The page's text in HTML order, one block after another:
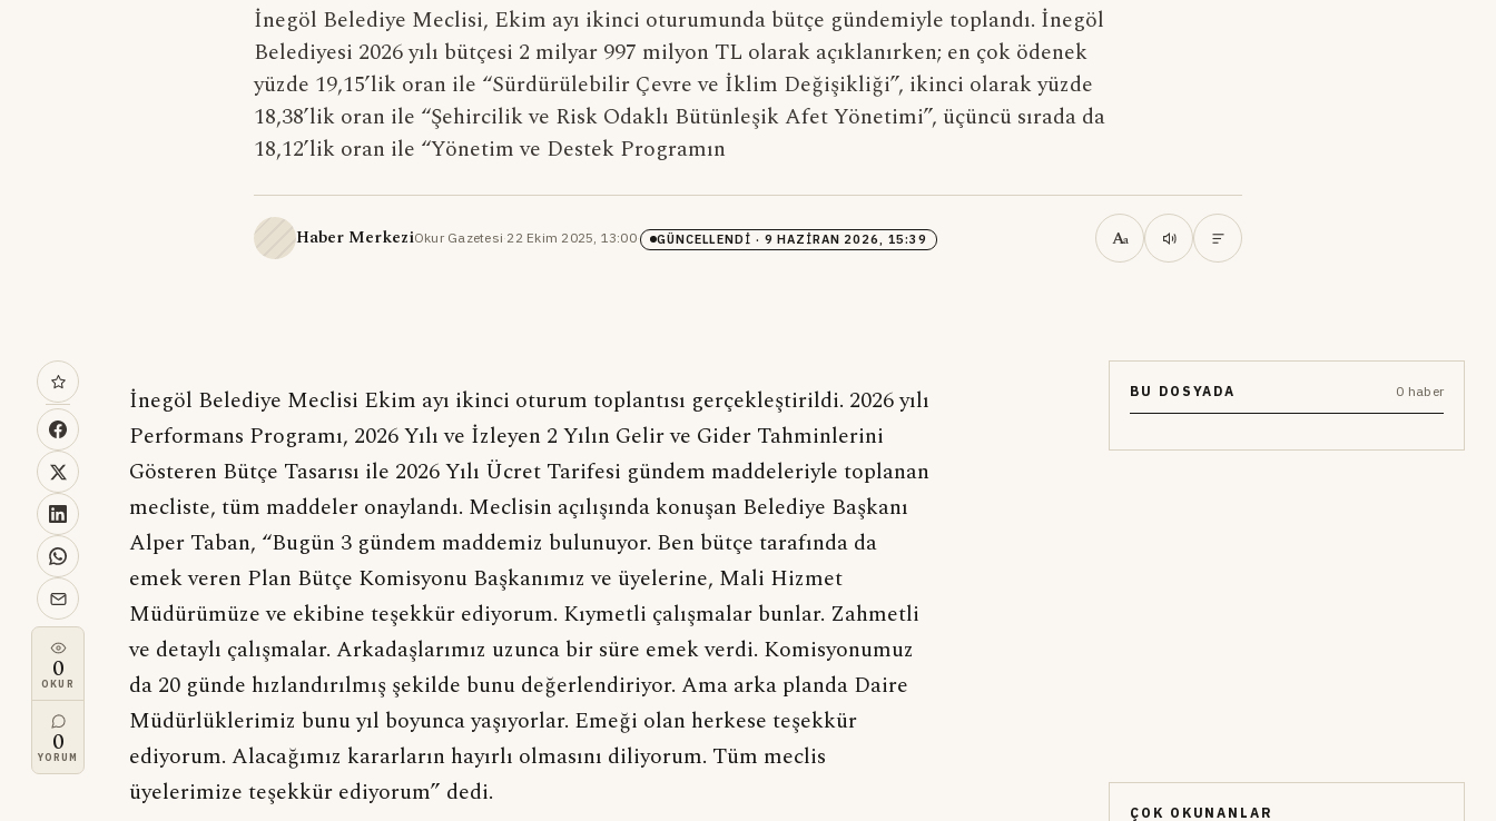
İnegöl Belediye Meclisi, Ekim ayı ikinci oturumunda bütçe gündemiyle toplandı. İnegöl
Belediyesi 2026 yılı bütçesi 2 milyar 997 milyon TL olarak açıklanırken; en çok ödenek
yüzde 19,15’lik oran ile “Sürdürülebilir Çevre ve İklim Değişikliği”, ikinci olarak yüzde
18,38’lik oran ile “Şehircilik ve Risk Odaklı Bütünleşik Afet Yönetimi”, üçüncü sırada da
18,12’lik oran ile “Yönetim ve Destek Programın
Haber MerkeziOkur Gazetesi·22 Ekim 2025, 13:00· GÜNCELLENDI · 9 HAZIRAN 2026, 15:39 Aa
0
OKUR
0
YORUM
İnegöl Belediye Meclisi Ekim ayı ikinci oturum toplantısı gerçekleştirildi. 2026 yılı
Performans Programı, 2026 Yılı ve İzleyen 2 Yılın Gelir ve Gider Tahminlerini
Gösteren Bütçe Tasarısı ile 2026 Yılı Ücret Tarifesi gündem maddeleriyle toplanan
mecliste, tüm maddeler onaylandı. Meclisin açılışında konuşan Belediye Başkanı
Alper Taban, “Bugün 3 gündem maddemiz bulunuyor. Ben bütçe tarafında da
emek veren Plan Bütçe Komisyonu Başkanımız ve üyelerine, Mali Hizmet
Müdürümüze ve ekibine teşekkür ediyorum. Kıymetli çalışmalar bunlar. Zahmetli
ve detaylı çalışmalar. Arkadaşlarımız uzunca bir süre emek verdi. Komisyonumuz
da 20 günde hızlandırılmış şekilde bunu değerlendiriyor. Ama arka planda Daire
Müdürlüklerimiz bunu yıl boyunca yaşıyorlar. Emeği olan herkese teşekkür
ediyorum. Alacağımız kararların hayırlı olmasını diliyorum. Tüm meclis
üyelerimize teşekkür ediyorum” dedi.
BU DOSYADA 0 haber
ÇOK OKUNANLAR